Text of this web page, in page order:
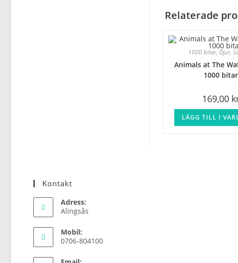
Relaterade
1000 bitar, Djur,
Animals at The
1000 bitar
169,00
LÄGG TILL I
Kontakt
Adress:
Alingsås
Mobil:
0706-804100